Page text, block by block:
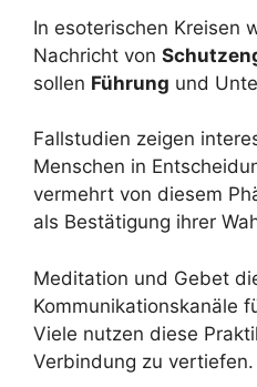
In esoterischen Kreisen
Nachricht von
sollen Führung und
Fallstudien zeigen
Menschen in
vermehrt von diesem
als Bestätigung ihrer
Meditation und Gebet
Kommunikationskanäle
Viele nutzen diese
Verbindung zu vertiefen.